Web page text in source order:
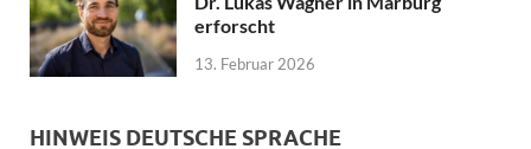
erforscht
13. Februar 2026
HINWEIS DEUTSCHE SPRACHE